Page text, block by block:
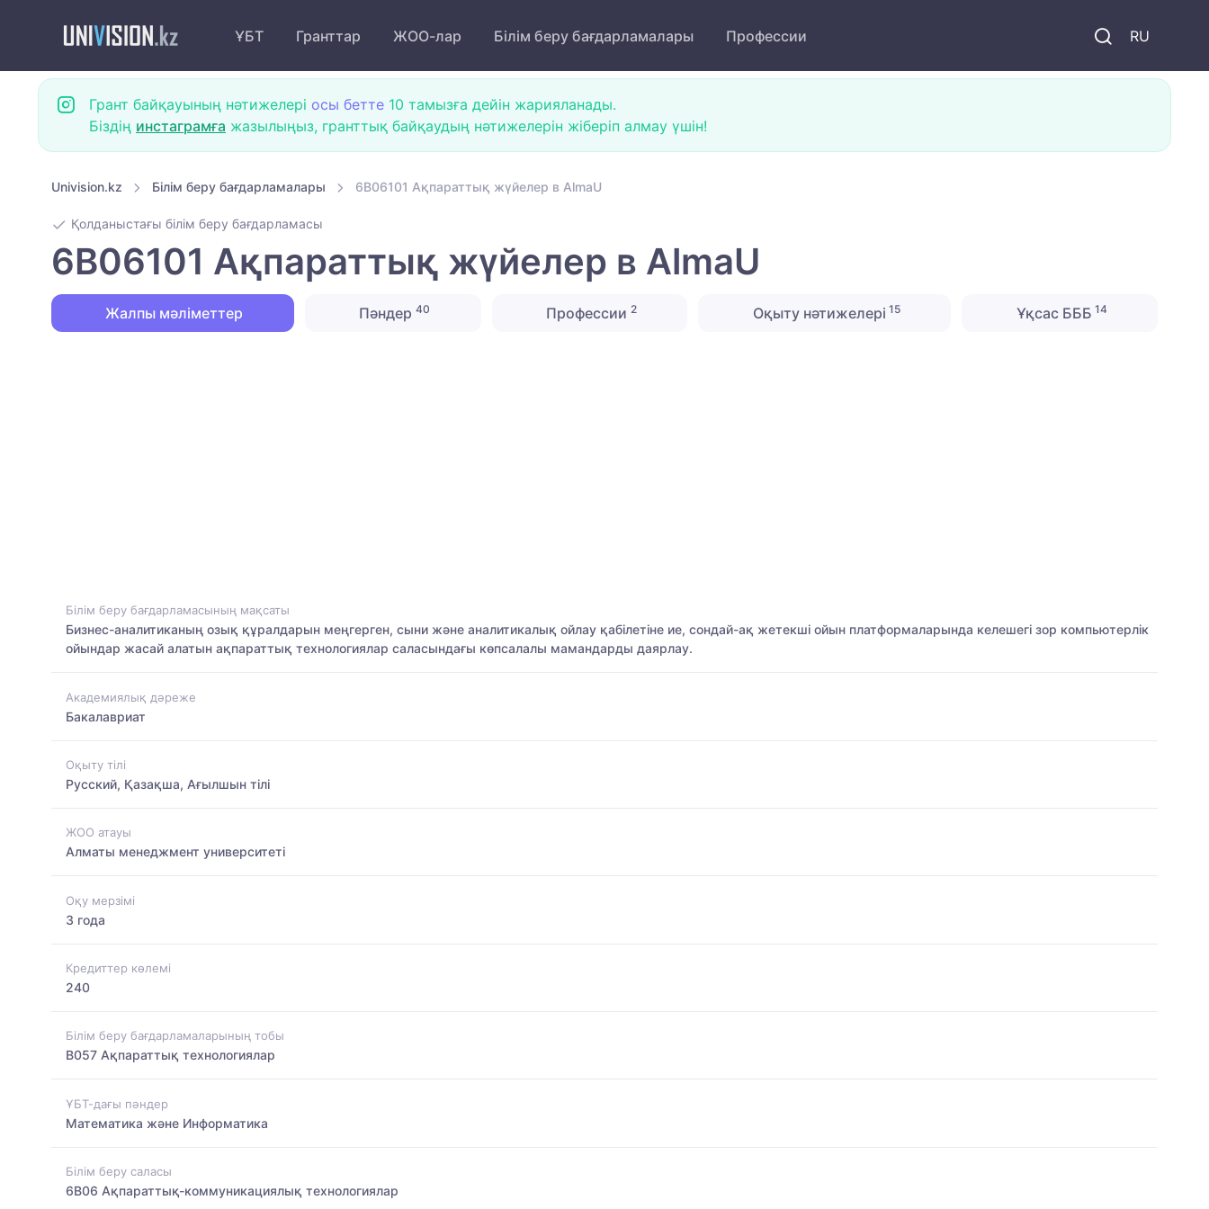
RU
ҰБТ Гранттар ЖОО-лар Білім беру бағдарламалары Профессии
Грант байқауының нәтижелері осы бетте 10 тамызға дейін жарияланады.
Біздің инстаграмға жазылыңыз, гранттық байқаудың нәтижелерін жіберіп алмау үшін!
Univision.kz Білім беру бағдарламалары 6B06101 Ақпараттық жүйелер в AlmaU
Қолданыстағы білім беру бағдарламасы
6B06101 Ақпараттық жүйелер в AlmaU
Жалпы мәліметтер Пәндер40 Профессии 2 Оқыту нәтижелері 15 Ұқсас БББ 14
Білім беру бағдарламасының мақсаты
Бизнес-аналитиканың озық құралдарын меңгерген, сыни және аналитикалық ойлау қабілетіне ие, сондай-ақ жетекші ойын платформаларында келешегі зор компьютерлік
ойындар жасай алатын ақпараттық технологиялар саласындағы көпсалалы мамандарды даярлау.
Академиялық дәреже
Бакалавриат
Оқыту тілі
Русский, Қазақша, Ағылшын тілі
ЖОО атауы
Алматы менеджмент университеті
Оқу мерзімі
3 года
Кредиттер көлемі
240
Білім беру бағдарламаларының тобы
B057 Ақпараттық технологиялар
ҰБТ-дағы пәндер
Математика және Информатика
Білім беру саласы
6B06 Ақпараттық-коммуникациялық технологиялар